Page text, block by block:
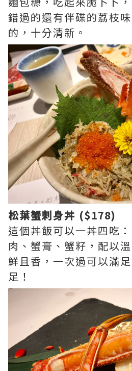
錯過的還有伴碟的荔枝
的，十分清新。
松葉蟹刺身丼 ($178)
這個丼飯可以一丼四吃
肉、蟹膏、蟹籽，配以
鮮且香，一次過可以滿
足！